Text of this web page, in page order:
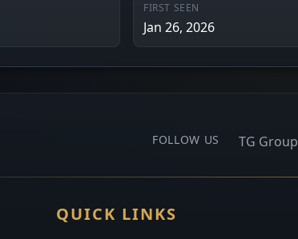
FIRST SEEN
Jan 26, 2026
FOLLOW US TG Group
QUICK LINKS